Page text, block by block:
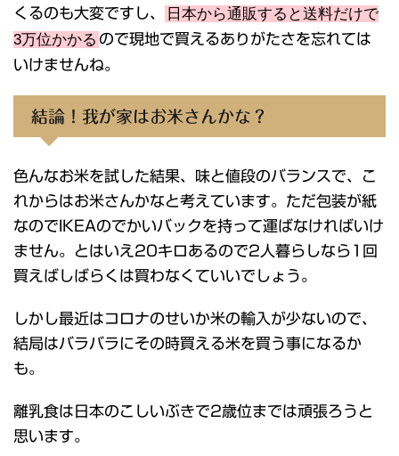
くるのも大変ですし、
日本から通販すると送料だけで
3万位かかる ので現地で買えるありがたさを忘れては
いけませんね。
結論！我が家はお米さんかな？
色んなお米を試した結果、味と値段のバランスで、こ
れからはお米さんかなと考えています。ただ包装が紙
なのでIKEAのでかいバックを持って運ばなければいけ
ません。とはいえ20キロあるので2人暮らしなら1回
買えばしばらくは買わなくていいでしょう。
しかし最近はコロナのせいか米の輸入が少ないので、
結局はバラバラにその時買える米を買う事になるか
も。
離乳食は日本のこしいぶきで2歳位までは頑張ろうと
思います。